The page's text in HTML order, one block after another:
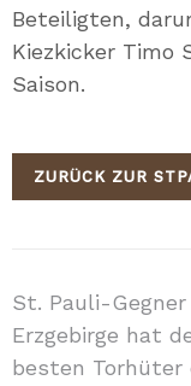
Beteiligten,
Kiezkicker Timo
Saison.
ZURÜCK ZUR
St. Pauli-Gegner
Erzgebirge hat
besten Torhüter